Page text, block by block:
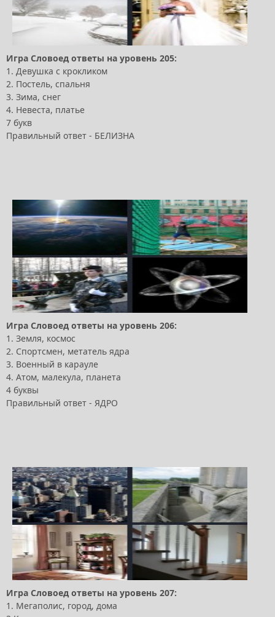
Игра Словоед ответы на уровень 205:
1. Девушка с крокликом
2. Постель, спальня
3. Зима, снег
4. Невеста, платье
7 букв
Правильный ответ - БЕЛИЗНА
Игра Словоед ответы на уровень 206:
1. Земля, космос
2. Спортсмен, метатель ядра
3. Военный в карауле
4. Атом, малекула, планета
4 буквы
Правильный ответ - ЯДРО
Игра Словоед ответы на уровень 207:
1. Мегаполис, город, дома